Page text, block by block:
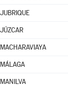
JUBRIQUE
JÚZCAR
MACHARAVIAYA
MÁLAGA
MANILVA